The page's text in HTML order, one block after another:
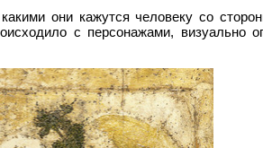
они ка­жутся человеку со
с персонажами, визуально